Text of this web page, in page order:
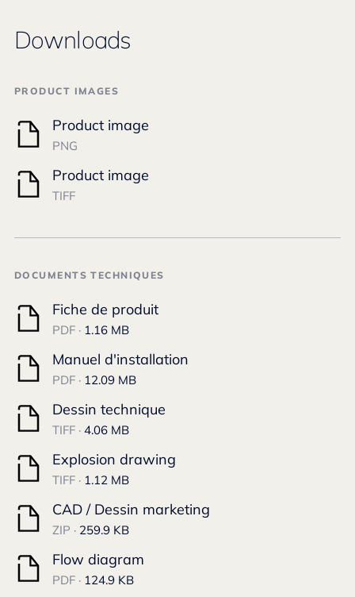
Downloads
PRODUCT IMAGES
Product image
PNG
Product image
TIFF
DOCUMENTS TECHNIQUES
Fiche de produit
PDF · 1.16 MB
Manuel d'installation
PDF · 12.09 MB
Dessin technique
TIFF · 4.06 MB
Explosion drawing
TIFF · 1.12 MB
CAD / Dessin marketing
ZIP · 259.9 KB
Flow diagram
PDF · 124.9 KB